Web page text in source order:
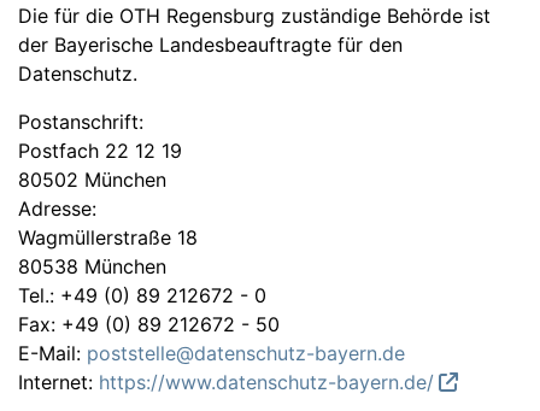
Die für die OTH Regensburg zuständige Behörde ist
der Bayerische Landesbeauftragte für den
Datenschutz.
Postanschrift:
Postfach 22 12 19
80502 München
Adresse:
Wagmüllerstraße 18
80538 München
Tel.: +49 (0) 89 212672 - 0
Fax: +49 (0) 89 212672 - 50
E-Mail: poststelle@datenschutz-bayern.de
Internet: https://www.datenschutz-bayern.de/